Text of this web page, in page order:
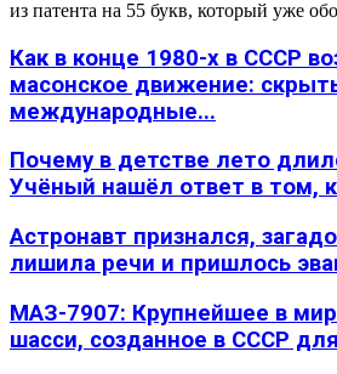
из патента на 55 букв, который уже
Как в конце 1980-х в СССР
масонское движение:
международные...
Почему в детстве лето
Учёный нашёл ответ в том,
Астронавт признался,
лишила речи и пришлось
МАЗ-7907: Крупнейшее в
шасси, созданное в СССР